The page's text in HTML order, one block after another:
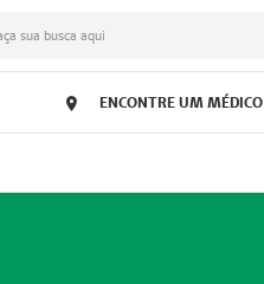
sua busca aqui
ENCONTRE UM MÉDICO